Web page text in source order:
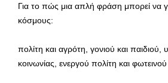
Για το πώς μια απλή φράση μπορεί να
κόσμους:
πολίτη και αγρότη, γονιού και παιδιού,
κοινωνίας, ενεργού πολίτη και φωτεινού